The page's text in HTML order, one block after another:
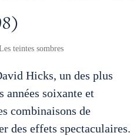
teintes sombres
Hicks, un des plus
années soixante et
combinaisons de
des effets spectaculaires.